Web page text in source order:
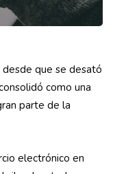
desde que se desató
como una
parte de la
electrónico en